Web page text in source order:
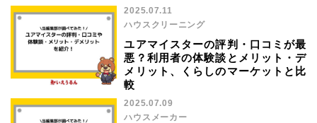
ユアマイスターの評判・口コミが最
悪？利用者の体験談とメリット・デ
メリット、くらしのマーケットと比
較
2025.07.11
ハウスクリーニング
2025.07.09
ハウスメーカー